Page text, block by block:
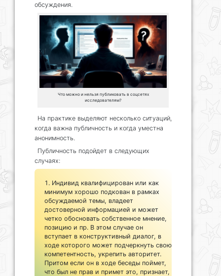
обсуждения.
Что можно и нельзя публиковать в соцсетях
исследователям?
На практике выделяют несколько ситуаций,
когда важна публичность и когда уместна
анонимность.
Публичность подойдет в следующих
случаях:
Индивид квалифицирован или как
минимум хорошо подкован в рамках
обсуждаемой темы, владеет
достоверной информацией и может
четко обосновать собственное мнение,
позицию и пр. В этом случае он
вступает в конструктивный диалог, в
ходе которого может подчеркнуть свою
компетентность, укрепить авторитет.
Притом если он в ходе беседы поймет,
что был не прав и примет это, признает,